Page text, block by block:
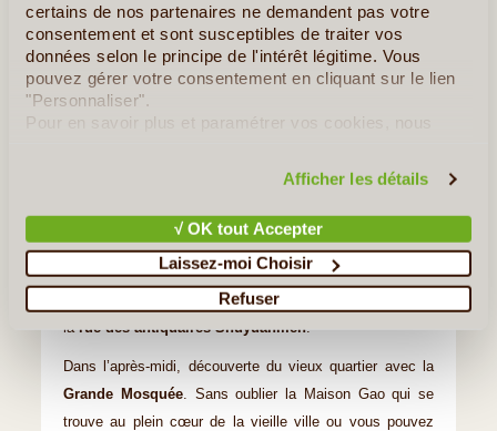
certains de nos partenaires ne demandent pas votre
consentement et sont susceptibles de traiter vos
données selon le principe de l'intérêt légitime. Vous
pouvez gérer votre consentement en cliquant sur le lien
"Personnaliser".
Pour en savoir plus et paramétrer vos cookies, nous
Afficher les détails
√ OK tout Accepter
Laissez-moi Choisir
Refuser
Petit déjeuner à l'hôtel.
Une journée remplie d’ activités dans la ville.
On commence par la
vous pourrez observer les chinois en train de faire leur
remparts de la villepar la porte de l’est,
qui offre une vue panoramique sur la ville.Petite
promenade à vélosur les remparts jusqu’à la porte du
sud (4 km) puis visite de laForêt des stèlesafin de
mieux connaitre l’écriture chinoise. Petit coup d’œil dans
la rue des antiquaires Shuyuanmen.
Dans l’après-midi, découverte du vieux quartier avec la
Grande Mosquée. Sans oublier la Maison Gao qui se
trouve au plein cœur de la vieille ville ou vous pouvez